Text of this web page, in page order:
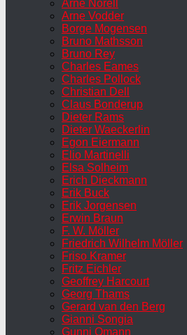
Arne Norell
Arne Vodder
Borge Mogensen
Bruno Mathsson
Bruno Rey
Charles Eames
Charles Pollock
Christian Dell
Claus Bonderup
Dieter Rams
Dieter Waeckerlin
Egon Eiermann
Elio Martinelli
Elsa Solheim
Erich Dieckmann
Erik Buck
Erik Jorgensen
Erwin Braun
F. W. Möller
Friedrich Wilhelm Möller
Friso Kramer
Fritz Eichler
Geoffrey Harcourt
Georg Thams
Gerard van den Berg
Gianni Songia
Gunni Omann